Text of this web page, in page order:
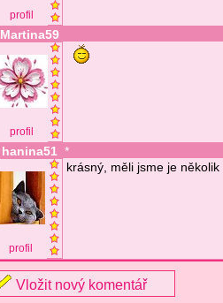
profil
Martina59
profil
hanina51 *
profil
krásný, měli jsme je
Vložit nový komentář